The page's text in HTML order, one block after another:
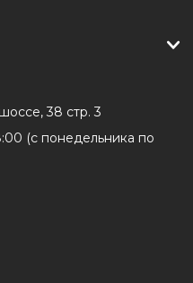
38 стр. 3
(с понедельника по